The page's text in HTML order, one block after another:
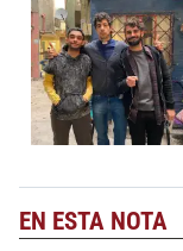
EN ESTA NOTA